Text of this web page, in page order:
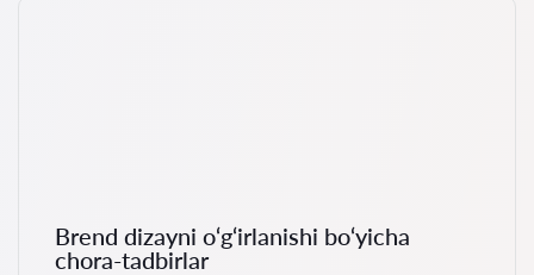
Brend dizayni o‘g‘irlanishi bo‘yicha
chora-tadbirlar